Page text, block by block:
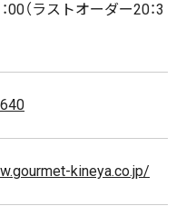
00（ラストオーダー20：3
kineya.co.jp/